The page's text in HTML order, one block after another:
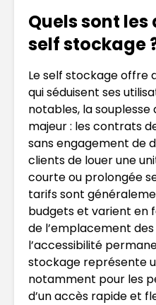
Quels sont
self stockage
Le self stockage offre
qui séduisent ses
notables, la
majeur : les contrats
sans engagement de
clients de louer une
courte ou prolongée
tarifs sont
budgets et varient en
de l’emplacement des
l’accessibilité
stockage représente
notamment pour les
d’un accès rapide et